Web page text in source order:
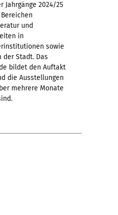
Jahrgänge 2024/25
und
in
sowie
Stadt. Das
bildet den Auftakt
die Ausstellungen
mehrere Monate